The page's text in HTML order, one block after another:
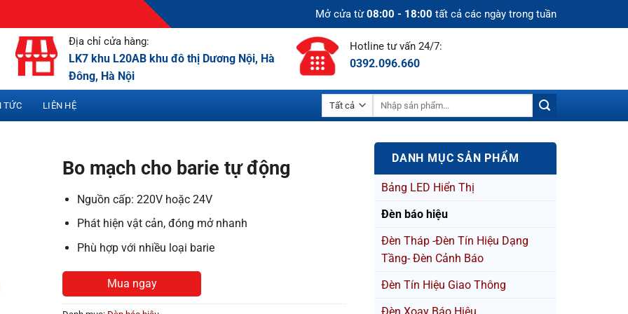
Mở cửa từ08:00 - 18:00 tất cả các ngày trong tuần
Địa chỉ cửa hàng:
LK7 khu L20AB khu đô thị Dương Nội, Hà
Đông, Hà Nội
Hotline tư vấn 24/7:
0392.096.660
TỨC LIÊN HỆ
DANH MỤC SẢN PHẨM
Bảng LED Hiển Thị
Đèn báo hiệu
Đèn Tháp -Đèn Tín Hiệu Dạng
Tầng- Đèn Cảnh Báo
Đèn Tín Hiệu Giao Thông
Bo mạch cho barie tự động
Nguồn cấp: 220V hoặc 24V
Phát hiện vật cản, đóng mở nhanh
Phù hợp với nhiều loại barie
Mua ngay